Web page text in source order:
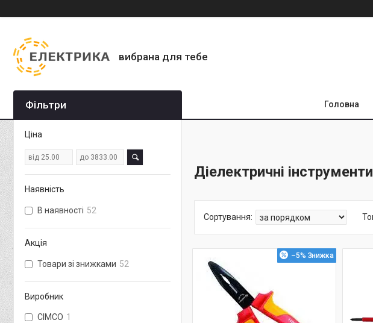
вибрана для тебе
Головна
Діелектричні інструменти
–5%
Фільтри
Ціна
Наявність
В наявності 52
Акція
Товари зі знижками 52
Виробник
CIMCO 1